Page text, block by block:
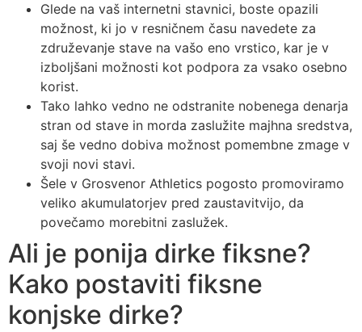
Glede na vaš internetni stavnici, boste opazili
možnost, ki jo v resničnem času navedete za
združevanje stave na vašo eno vrstico, kar je v
izboljšani možnosti kot podpora za vsako osebno
korist.
Tako lahko vedno ne odstranite nobenega denarja
stran od stave in morda zaslužite majhna sredstva,
saj še vedno dobiva možnost pomembne zmage v
svoji novi stavi.
Šele v Grosvenor Athletics pogosto promoviramo
veliko akumulatorjev pred zaustavitvijo, da
povečamo morebitni zaslužek.
Ali je ponija dirke fiksne?
Kako postaviti fiksne
konjske dirke?